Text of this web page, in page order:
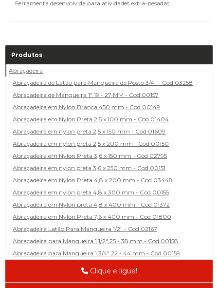
Ferramenta desenvolvida para atividades extra-pesadas
Produtos
Abraçadeira
Abraçadeira de Latão para Mangueira de Posto 3/4" - Cod 03258
Abracadeira de Mangueira 1" 19 - 27 MM - Cod 00157
Abraçadeira em Nylon Branca 450 mm - Cod 00149
Abraçadeira em Nylon Preta 2,5 x 100 mm - Cod 01404
Abraçadeira em nylon preta 2,5 x 150 mm - Cod 01609
Abraçadeira em nylon preta 2,5 x 200 mm - Cod 00150
Abraçadeira em Nylon Preta 3,6 x 150 mm - Cod 02795
Abraçadeira em nylon preta 3,6 x 250 mm - Cod 00151
Abraçadeira em Nylon Preta 4,8 x 200 mm - Cod 03448
Abraçadeira em nylon preta 4,8 x 300 mm - Cod 00155
Abraçadeira em Nylon preta 4,8 x 400 mm - Cod 01372
Abraçadeira em Nylon Preta 7,6 x 400 mm - Cod 01800
Abraçadeira Latão Para Mangueira 1/2" - Cod 02167
Abracadeira para Mangueira 1.1/2" 25 - 38 mm - Cod 00158
Abracadeira para Mangueira 1.3/4" 22 - 44 mm - Cod 00159
Abracadeira para Mangueira 1/2' 14 - 22 - Cod 02585
Clique e ligue!